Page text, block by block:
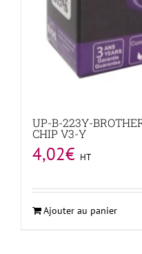
UP-B-223Y-
CHIP V3-Y
4,02€ HT
Ajouter au panier